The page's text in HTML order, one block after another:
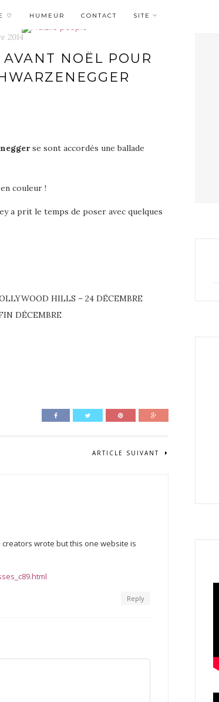
♡ HUMEUR CONTACT SITE
2014
NOËL POUR
se sont accordés une ballade
couleur !
a prit le temps de poser avec quelques
HILLS – 24 DÉCEMBRE
DÉCEMBRE
ARTICLE SUIVANT
wrote but this one website is
Reply